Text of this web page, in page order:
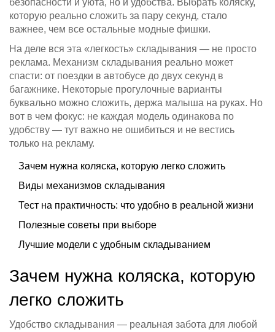
безопасности и уюта, но и удобства. Выбрать коляску,
которую реально сложить за пару секунд, стало
важнее, чем все остальные модные фишки.
На деле вся эта «легкость» складывания — не просто
реклама. Механизм складывания реально может
спасти: от поездки в автобусе до двух секунд в
багажнике. Некоторые прогулочные варианты
буквально можно сложить, держа малыша на руках. Но
вот в чем фокус: не каждая модель одинакова по
удобству — тут важно не ошибиться и не вестись
только на рекламу.
Зачем нужна коляска, которую легко сложить
Виды механизмов складывания
Тест на практичность: что удобно в реальной жизни
Полезные советы при выборе
Лучшие модели с удобным складыванием
Зачем нужна коляска, которую
легко сложить
Удобство складывания — реальная забота для любой